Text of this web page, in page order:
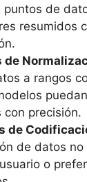
puntos de
resumidos
de
a rangos
con precisión.
de
de datos
o